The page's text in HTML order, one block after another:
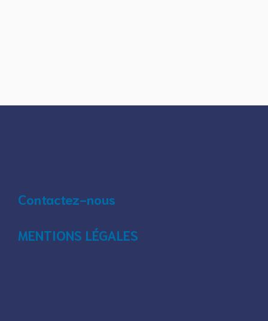
Contactez-nous
MENTIONS LÉGALES